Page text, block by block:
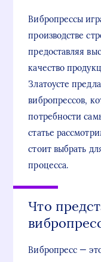
Вибропрессы
производстве
предоставляя
качество
Златоусте
вибропрессов,
потребности
статье
стоит выбрать
процесса.
Что
Вибропресс —